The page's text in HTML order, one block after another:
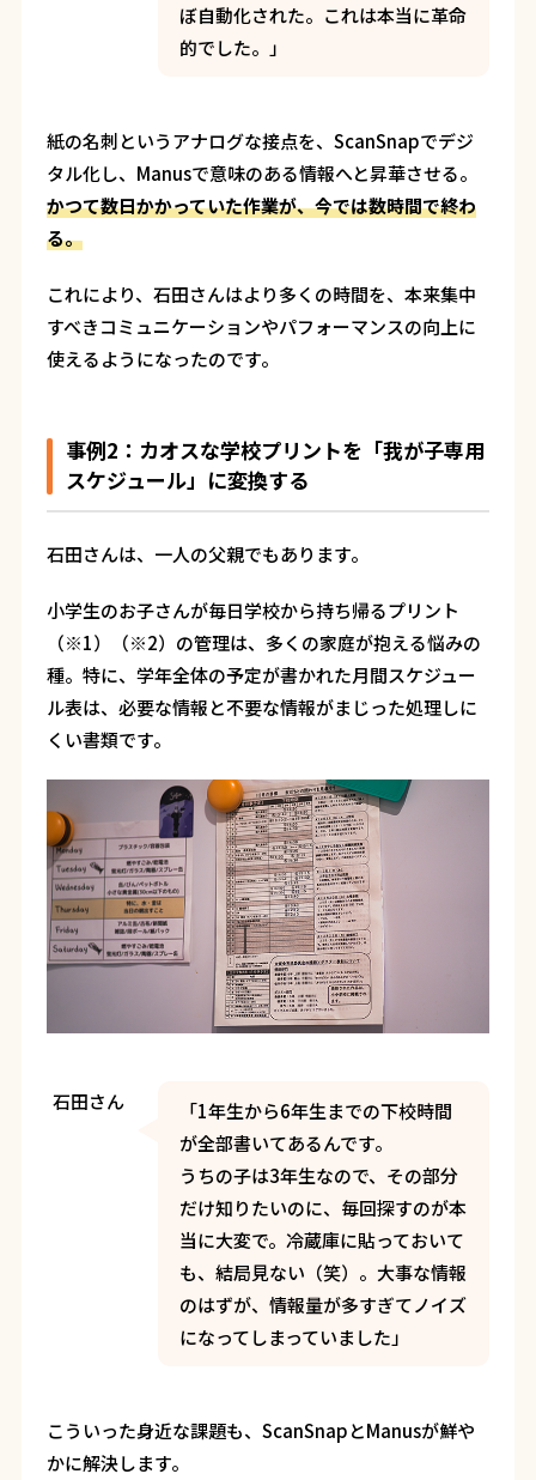
ぼ自動化された。これは本当に革命
的でした。」
紙の名刺というアナログな接点を、ScanSnapでデジ
タル化し、Manusで意味のある情報へと昇華させる。
かつて数日かかっていた作業が、今では数時間で終わ
る。
これにより、石田さんはより多くの時間を、本来集中
すべきコミュニケーションやパフォーマンスの向上に
使えるようになったのです。
事例2：カオスな学校プリントを「我が子専用
スケジュール」に変換する
石田さんは、一人の父親でもあります。
小学生のお子さんが毎日学校から持ち帰るプリント
（※1）（※2）の管理は、多くの家庭が抱える悩みの
種。特に、学年全体の予定が書かれた月間スケジュー
ル表は、必要な情報と不要な情報がまじった処理しに
くい書類です。
石田さん
「1年生から6年生までの下校時間
が全部書いてあるんです。
うちの子は3年生なので、その部分
だけ知りたいのに、毎回探すのが本
当に大変で。冷蔵庫に貼っておいて
も、結局見ない（笑）。大事な情報
のはずが、情報量が多すぎてノイズ
になってしまっていました」
こういった身近な課題も、ScanSnapとManusが鮮や
かに解決します。